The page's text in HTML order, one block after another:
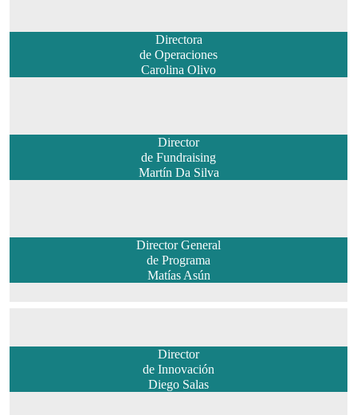
Directora
de Operaciones
Carolina Olivo
Director
de Fundraising
Martín Da Silva
Director General
de Programa
Matías Asún
Director
de Innovación
Diego Salas